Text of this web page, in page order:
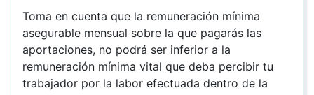
Toma en cuenta que la remuneración mínima
asegurable mensual sobre la que pagarás las
aportaciones, no podrá ser inferior a la
remuneración mínima vital que deba percibir tu
trabajador por la labor efectuada dentro de la